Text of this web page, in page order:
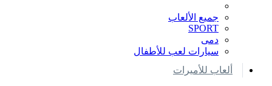
جميع الألعاب
SPORT
دمى
سيارات لعب للأطفال
ألعاب للأميرات